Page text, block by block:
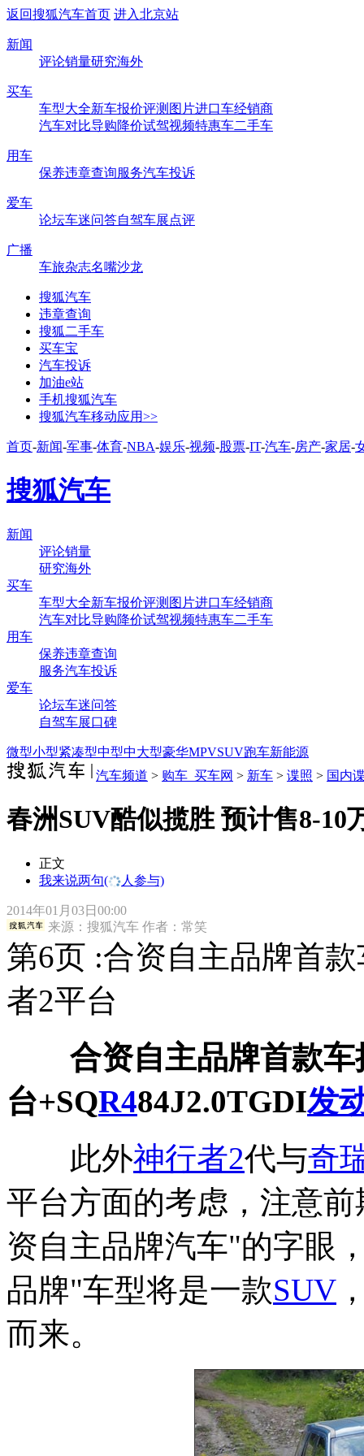
返回搜狐汽车首页 进入北京站
新闻
评论销量研究海外
买车
车型大全新车报价评测 图片进口车经销商
汽车对比导购降价试驾视频特惠车二手车
用车
保养违章查询服务汽车投诉
爱车
论坛车迷问答自驾车展点评
广播
车旅杂志名嘴沙龙
搜狐汽车
违章查询
搜狐二手车
买车宝
汽车投诉
加油e站
手机搜狐汽车
搜狐汽车移动应用>>
首页-新闻-军事-体育-NBA-娱乐-视频-股票-IT-汽车-房产-家居-
搜狐汽车
新闻
评论销量
研究海外
买车
车型大全新车报价评测 图片进口车经销商
汽车对比导购降价试驾视频特惠车二手车
用车
保养违章查询
服务汽车投诉
爱车
论坛车迷问答
自驾车展口碑
微型小型紧凑型中型中大型豪华MPVSUV跑车新能源
汽车频道 > 购车_买车网 > 新车 > 谍照 > 国内
春洲SUV酷似揽胜 预计售8-10
正文
我来说两句( 人参与)
2014年01月03日00:00
来源： 搜狐汽车 作者：常笑
第6页 :合资自主品牌首
者2平台
合资自主品牌首款车
台+SQR484J2.0TGDI发
此外神行者2代与奇
平台方面的考虑，注意前
资自主品牌汽车"的字眼
品牌"车型将是一款SUV
而来。